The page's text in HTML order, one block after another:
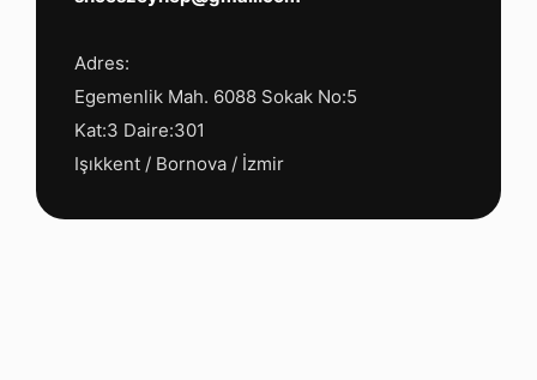
Adres:
Egemenlik Mah. 6088 Sokak No:5
Kat:3 Daire:301
Işıkkent / Bornova / İzmir